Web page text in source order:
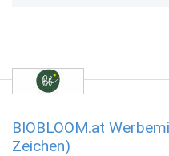
BIOBLOOM.at
Zeichen)